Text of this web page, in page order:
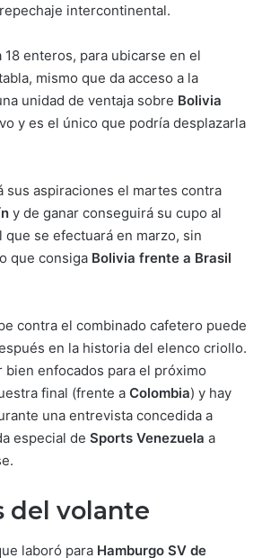
intercontinental.
18 enteros, para ubicarse en el
mismo que da acceso a la
unidad de ventaja sobre Bolivia
y es el único que podría desplazarla
sus aspiraciones el martes contra
y de ganar conseguirá su cupo al
se efectuará en marzo, sin
que consiga Bolivia frente a Brasil
contra el combinado cafetero puede
en la historia del elenco criollo.
bien enfocados para el próximo
final (frente a Colombia) y hay
una entrevista concedida a
especial de Sports Venezuela a
del volante
laboró para Hamburgo SV de